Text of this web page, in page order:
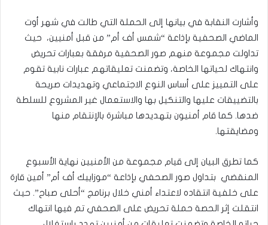
وأشارت النقابة في بيانها إلى الحملة التي طالت في شهر أوت
الماضي الصحفية بإذاعة “شمس أف أم” من قبل أمنيين، حيث
تداولت مجموعة منهم صور الصحفية مرفقة بعبارات تحريض
وانتهاك لحياتها الخاصة، وتضمنت تعليقاتهم عبارات نابية تقوم
على التمييز على أساس النوع الاجتماعي وتهديدات صريحة
بالتضييقات عليها والتنكيل بها والاستعمال غير المشروع للسلطة
ضدها. كما قام أمنيون بتهديدها مباشرة بالإنتقام منها
ومضايقتها.
كما تطرق البيان إلى قيام مجموعة من الأمنيين نهاية الأسبوع
المنقضي بتداول صور الصحفي بإذاعة “موزاييك أف أم” أمين قارة
على خلفية انتقاده لاعتداء أمني خلال برنامج “أحلى صباح”. حيث
انتقلت إثر الحصة حملة تحريض على الصحفي تم فيها انتهاك